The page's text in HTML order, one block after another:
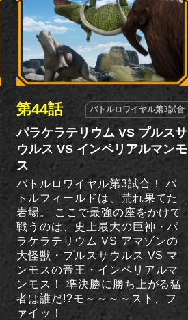
第44話 バトルロワイヤル第3試合
パラケラテリウム VS プルスサ
ウルス VS インペリアルマンモ
ス
バトルロワイヤル第3試合！ バ
トルフィールドは、荒れ果てた
岩場。 ここで最強の座をかけて
戦うのは、史上最大の巨神・パ
ラケラテリウム VS アマゾンの
大怪獣・プルスサウルス VS マ
ンモスの帝王・インペリアルマ
ンモス！ 準決勝に勝ち上がる猛
者は誰だ!?モ～～～～スト、フ
ァイッ！